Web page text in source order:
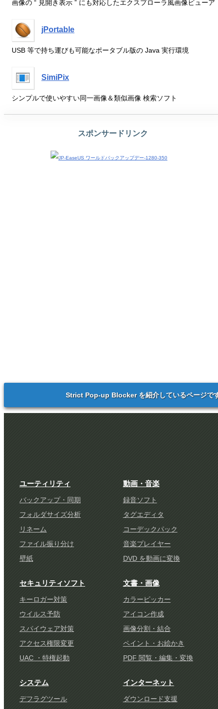
画像の “ 見開き表示 ” にも対応したエクスプローラ風画像ビューア
jPortable
USB 等で持ち運びも可能なポータブル版の Java 実行環境
SimiPix
シンプルで使いやすい同一画像＆類似画像 検索ソフト
スポンサードリンク
Strict Pop-up Blocker を紹介しているページで
ユーティリティ
バックアップ・同期
フォルダサイズ分析
リネーム
ファイル振り分け
壁紙
動画・音楽
録音ソフト
タグエディタ
コーデックパック
音楽プレイヤー
DVD を動画に変換
セキュリティソフト
キーロガー対策
ウイルス予防
スパイウェア対策
アクセス権限変更
UAC ・特権起動
文書・画像
カラーピッカー
アイコン作成
画像分割・結合
ペイント・お絵かき
PDF 閲覧・編集・変換
システム
デフラグツール
インターネット
ダウンロード支援